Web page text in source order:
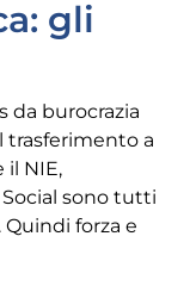
gli
da burocrazia
trasferimento a
il NIE,
sono tutti
forza e